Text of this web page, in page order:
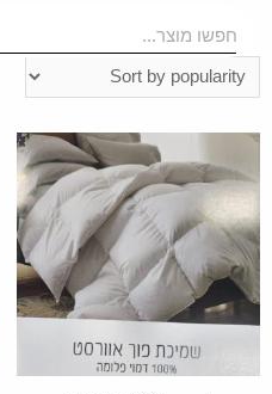
חפשו מוצר...
ADD TO CART